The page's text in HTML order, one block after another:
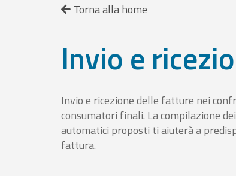
Torna alla home
Invio e
Invio e ricezione delle fatture nei
consumatori finali. La compilazione
automatici proposti ti aiuterà a
fattura.